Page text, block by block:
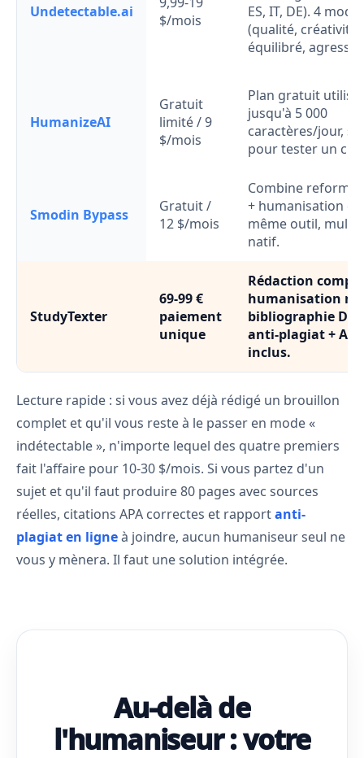
Undetectable.ai
$/mois
ES, IT, DE). 4
(qualité, créativité,
équilibré,
HumanizeAI
Gratuit
limité / 9
$/mois
Plan gratuit
jusqu'à 5 000
caractères/jour,
pour tester un
Smodin Bypass
Gratuit /
12 $/mois
Combine
+ humanisation
même outil,
natif.
StudyTexter
69-99 €
paiement
unique
Rédaction
humanisation
bibliographie
anti-plagiat + AI-
inclus.
Lecture rapide : si vous avez déjà rédigé un brouillon
complet et qu'il vous reste à le passer en mode «
indétectable », n'importe lequel des quatre premiers
fait l'affaire pour 10-30 $/mois. Si vous partez d'un
sujet et qu'il faut produire 80 pages avec sources
réelles, citations APA correctes et rapportanti-
plagiat en ligneà joindre, aucun humaniseur seul ne
vous y mènera. Il faut une solution intégrée.
Au-delà de
l'humaniseur : votre